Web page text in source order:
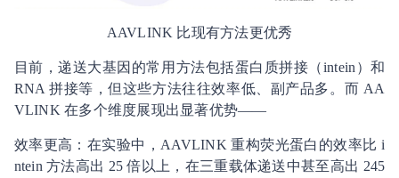
AAVLINK 比现有方法更优秀
目前，递送大基因的常用方法包括蛋白质拼接（intein）和
RNA 拼接等，但这些方法往往效率低、副产品多。而 AA
VLINK 在多个维度展现出显著优势——
效率更高：在实验中，AAVLINK 重构荧光蛋白的效率比 i
ntein 方法高出 25 倍以上，在三重载体递送中甚至高出 245